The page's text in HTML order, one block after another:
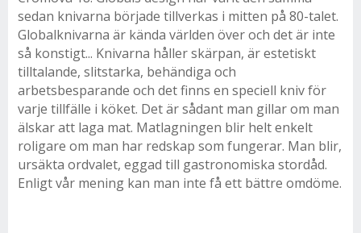
sedan knivarna började tillverkas i mitten på 80-talet.
Globalknivarna är kända världen över och det är inte
så konstigt... Knivarna håller skärpan, är estetiskt
tilltalande, slitstarka, behändiga och
arbetsbesparande och det finns en speciell kniv för
varje tillfälle i köket. Det är sådant man gillar om man
älskar att laga mat. Matlagningen blir helt enkelt
roligare om man har redskap som fungerar. Man blir,
ursäkta ordvalet, eggad till gastronomiska stordåd.
Enligt vår mening kan man inte få ett bättre omdöme.